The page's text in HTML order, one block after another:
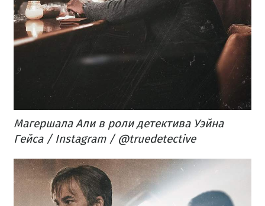
Магершала Али в роли детектива Уэйна
Гейса ​/ Instagram / @truedetective